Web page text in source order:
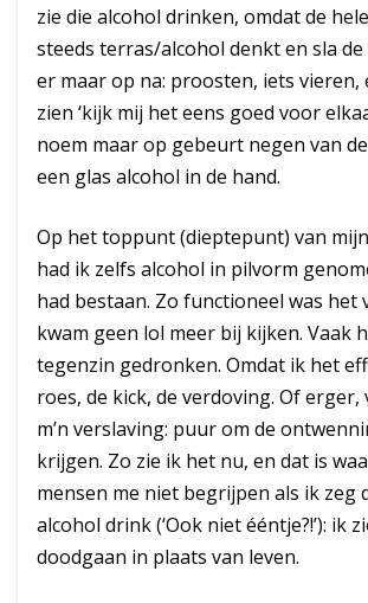
zie die alcohol drinken, omdat de
steeds terras/alcohol denkt en sla de
er maar op na: proosten, iets vieren,
zien ‘kijk mij het eens goed voor
noem maar op gebeurt negen van
een glas alcohol in de hand.
Op het toppunt (dieptepunt) van
had ik zelfs alcohol in pilvorm
had bestaan. Zo functioneel was het
kwam geen lol meer bij kijken. Vaak
tegenzin gedronken. Omdat ik het
roes, de kick, de verdoving. Of
m’n verslaving: puur om de
krijgen. Zo zie ik het nu, en dat is
mensen me niet begrijpen als ik zeg
alcohol drink (‘Ook niet ééntje?!’): ik
doodgaan in plaats van leven.